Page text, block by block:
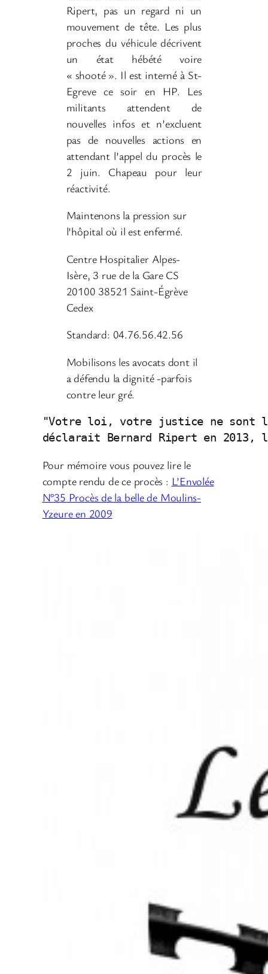
Ripert, pas un regard ni un
mouvement de tête. Les plus
proches du véhicule décrivent
un état hébété voire
« shooté ». Il est interné à St-
Egreve ce soir en HP. Les
militants attendent de
nouvelles infos et n’excluent
pas de nouvelles actions en
attendant l’appel du procès le
2 juin. Chapeau pour leur
réactivité.
Maintenons la pression sur
l’hôpital où il est enfermé.
Centre Hospitalier Alpes-
Isère, 3 rue de la Gare CS
20100 38521 Saint-Égrève
Cedex
Standard: 04.76.56.42.56
Mobilisons les avocats dont il
a défendu la dignité -parfois
contre leur gré.
"Votre loi, votre justice ne sont
déclarait Bernard Ripert en 2013,
Pour mémoire vous pouvez lire le
compte rendu de ce procès : L’Envolée
N°35 Procès de la belle de Moulins-
Yzeure en 2009